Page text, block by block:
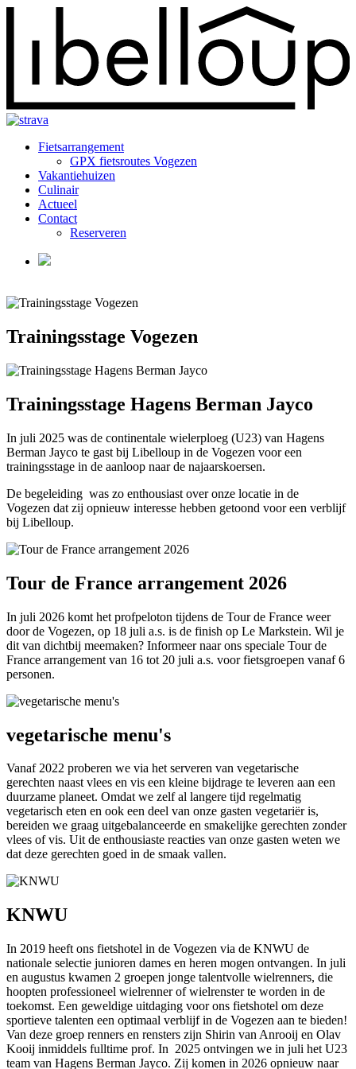
Fietsarrangement
GPX fietsroutes Vogezen
Vakantiehuizen
Culinair
Actueel
Contact
Reserveren
Trainingsstage Vogezen
Trainingsstage Hagens Berman Jayco
In juli 2025 was de continentale wielerploeg (U23) van Hagens
Berman Jayco te gast bij Libelloup in de Vogezen voor een
trainingsstage in de aanloop naar de najaarskoersen.
De begeleiding was zo enthousiast over onze locatie in de
Vogezen dat zij opnieuw interesse hebben getoond voor een verblijf
bij Libelloup.
Tour de France arrangement 2026
In juli 2026 komt het profpeloton tijdens de Tour de France weer
door de Vogezen, op 18 juli a.s. is de finish op Le Markstein. Wil je
dit van dichtbij meemaken? Informeer naar ons speciale Tour de
France arrangement van 16 tot 20 juli a.s. voor fietsgroepen vanaf 6
personen.
vegetarische menu's
Vanaf 2022 proberen we via het serveren van vegetarische
gerechten naast vlees en vis een kleine bijdrage te leveren aan een
duurzame planeet. Omdat we zelf al langere tijd regelmatig
vegetarisch eten en ook een deel van onze gasten vegetariër is,
bereiden we graag uitgebalanceerde en smakelijke gerechten zonder
vlees of vis. Uit de enthousiaste reacties van onze gasten weten we
dat deze gerechten goed in de smaak vallen.
KNWU
In 2019 heeft ons fietshotel in de Vogezen via de KNWU de
nationale selectie junioren dames en heren mogen ontvangen. In juli
en augustus kwamen 2 groepen jonge talentvolle wielrenners, die
hoopten professioneel wielrenner of wielrenster te worden in de
toekomst. Een geweldige uitdaging voor ons fietshotel om deze
sportieve talenten een optimaal verblijf in de Vogezen aan te bieden!
Van deze groep renners en rensters zijn Shirin van Anrooij en Olav
Kooij inmiddels fulltime prof. In 2025 ontvingen we in juli het U23
team van Hagens Berman Jayco. Zij komen in 2026 opnieuw naar